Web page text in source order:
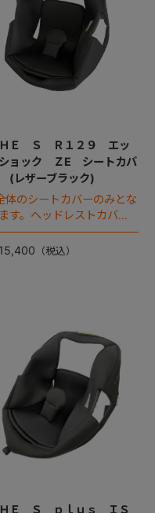
・すーすーファン・
トレッグ
Ｅ Ｓ Ｒ１２９ エッ
ョック ＺE シートカバ
(レザーブラック)
体のシートカバーのみとな
す。ヘッドレストカバー
売りです。
Ｅ Ｓ ｐｌｕｓ ＩＳ